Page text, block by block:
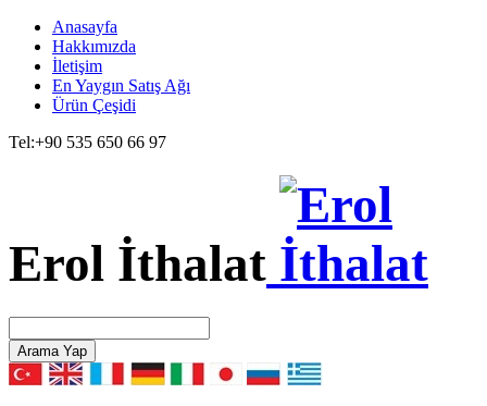
Anasayfa
Hakkımızda
İletişim
En Yaygın Satış Ağı
Ürün Çeşidi
Tel:+90 535 650 66 97
Erol İthalat
Arama Yap